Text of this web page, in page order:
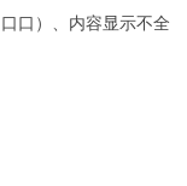
口）、内容显示不全